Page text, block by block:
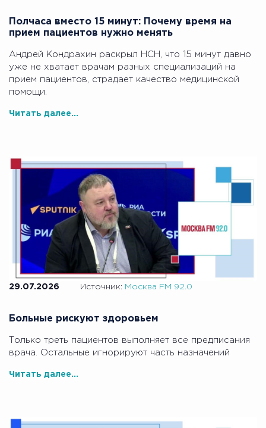
Полчаса вместо 15 минут: Почему время на
прием пациентов нужно менять
Андрей Кондрахин раскрыл НСН, что 15 минут давно
уже не хватает врачам разных специализаций на
прием пациентов, страдает качество медицинской
помощи.
Читать далее...
29.07.2026 Источник: Москва FM 92.0
Больные рискуют здоровьем
Только треть пациентов выполняет все предписания
врача. Остальные игнорируют часть назначений
Читать далее...